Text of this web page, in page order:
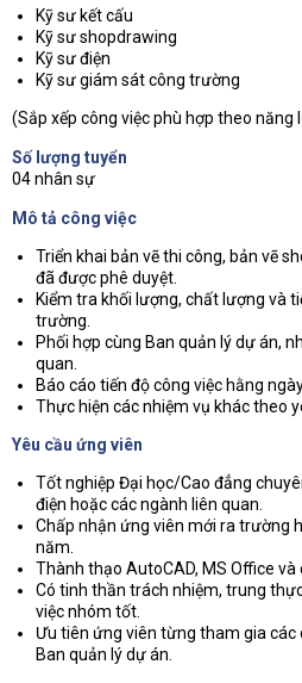
Kỹ sư kết cấu
Kỹ sư shopdrawing
Kỹ sư điện
Kỹ sư giám sát công trường
(Sắp xếp công việc phù hợp theo năng
Số lượng tuyển
04 nhân sự
Mô tả công việc
Triển khai bản vẽ thi công, bản vẽ
đã được phê duyệt.
Kiểm tra khối lượng, chất lượng và
trường.
Phối hợp cùng Ban quản lý dự án,
quan.
Báo cáo tiến độ công việc hằng
Thực hiện các nhiệm vụ khác theo
Yêu cầu ứng viên
Tốt nghiệp Đại học/Cao đẳng
điện hoặc các ngành liên quan.
Chấp nhận ứng viên mới ra trường
năm.
Thành thạo AutoCAD, MS Office
Có tinh thần trách nhiệm, trung
việc nhóm tốt.
Ưu tiên ứng viên từng tham gia các
Ban quản lý dự án.